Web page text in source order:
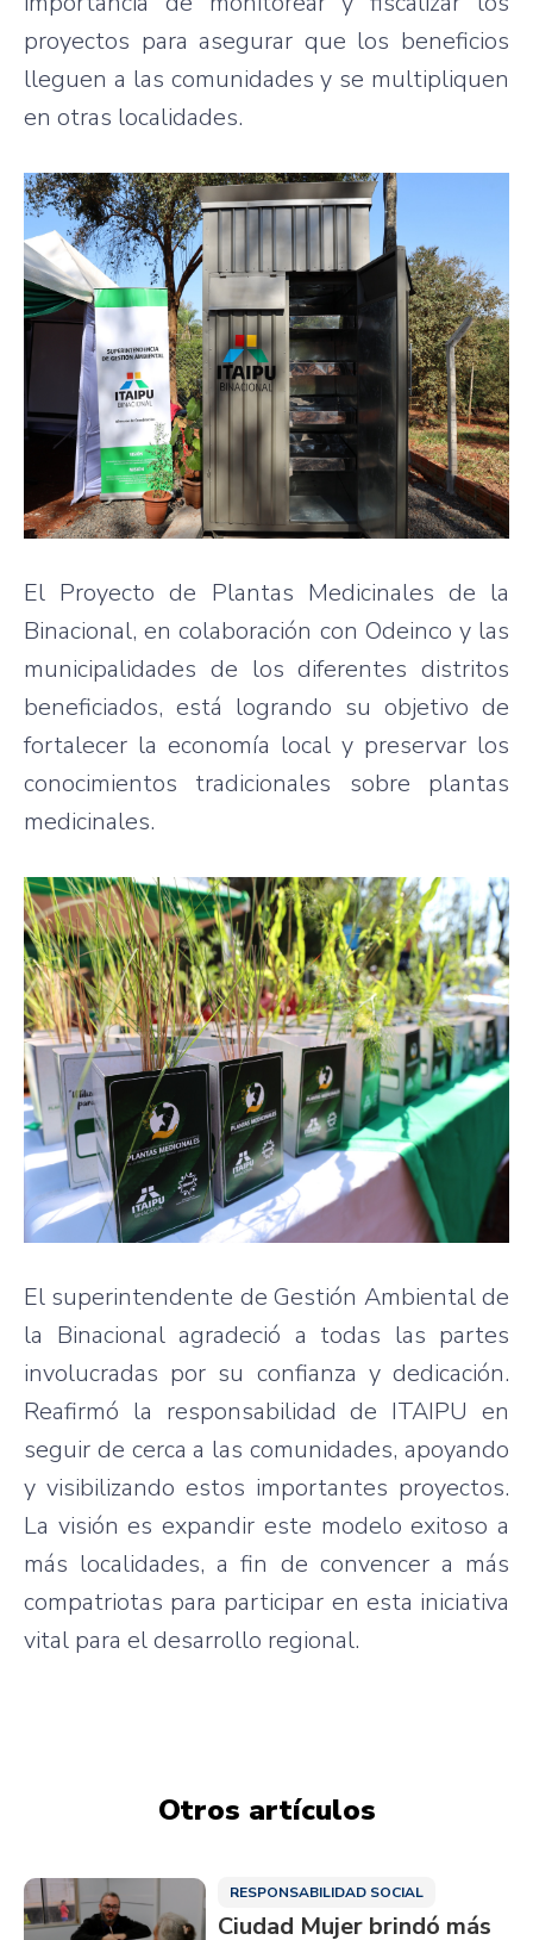
proyectos para asegurar que los beneficios
lleguen a las comunidades y se multipliquen
en otras localidades.
El Proyecto de Plantas Medicinales de la
Binacional, en colaboración con Odeinco y las
municipalidades de los diferentes distritos
beneficiados, está logrando su objetivo de
fortalecer la economía local y preservar los
conocimientos tradicionales sobre plantas
medicinales.
El superintendente de Gestión Ambiental de
la Binacional agradeció a todas las partes
involucradas por su confianza y dedicación.
Reafirmó la responsabilidad de ITAIPU en
seguir de cerca a las comunidades, apoyando
y visibilizando estos importantes proyectos.
La visión es expandir este modelo exitoso a
más localidades, a fin de convencer a más
compatriotas para participar en esta iniciativa
vital para el desarrollo regional.
Otros artículos
RESPONSABILIDAD SOCIAL
Ciudad Mujer brindó más